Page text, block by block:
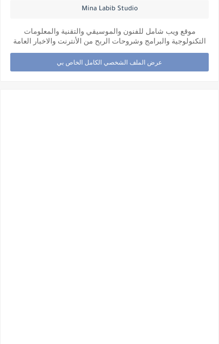
Mina Labib Studio
موقع ويب شامل للفنون والموسيقي والتقنية والمعلومات
التكنولوجية والبرامج وشروحات الربح من الأنترنت والاخبار العامة
عرض الملف الشخصي الكامل الخاص بي